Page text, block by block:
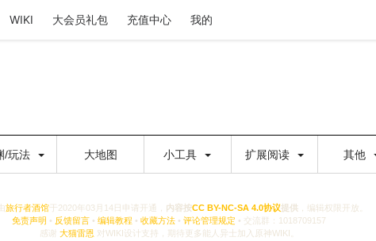
WIKI 大会员礼包 充值中心 我的
/玩法 大地图 小工具 扩展阅读 其他
旅行者酒馆于2020年03月14日申请开通， 内容按CC BY-NC-SA 4.0协议提供 ，编辑权限开放。
免责声明 • 反馈留言 • 编辑教程 • 收藏方法 • 评论管理规定 • 交流群：1018709157
感谢 大猫雷恩 对WIKI设计支持，期待更多能人异士加入原神WIKI。